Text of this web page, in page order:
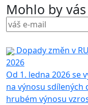
Mohlo by
Dopady změn v
2026
Od 1. ledna 2026 se
na výnosu sdílených
hrubém výnosu